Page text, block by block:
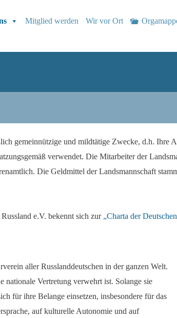
Mitglied werden Wir vor Ort
gemeinnützige und mildtätige Zwecke, d.h. Ihre
verwendet. Die Mitarbeiter der
Die Geldmittel der Landsmannschaft
e.V. bekennt sich zur „Charta der
aller Russlanddeutschen in der ganzen Welt.
nationale Vertretung verwehrt ist. Solange sie
für ihre Belange einsetzen, insbesondere für das
auf kulturelle Autonomie und auf